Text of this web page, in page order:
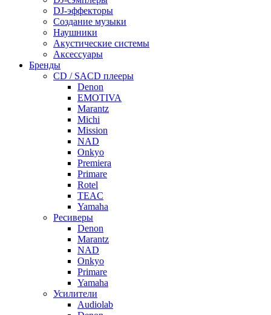
DJ-эффекторы
Создание музыки
Наушники
Акустические системы
Аксессуары
Бренды
CD / SACD плееры
Denon
EMOTIVA
Marantz
Michi
Mission
NAD
Onkyo
Premiera
Primare
Rotel
TEAC
Yamaha
Ресиверы
Denon
Marantz
NAD
Onkyo
Primare
Yamaha
Усилители
Audiolab